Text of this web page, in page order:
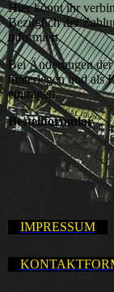
Hier könnt ihr
Bezüglich der
informiert.
Bei Änderungen
hinterlegen und als
eintragen.
Bestellformular
IMPRESSUM